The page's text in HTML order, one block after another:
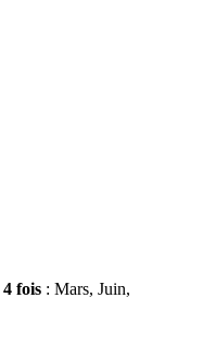
4 fois : Mars, Juin,